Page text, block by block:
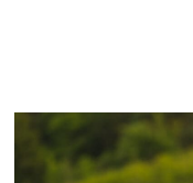
adaptant vos
plusieurs plages